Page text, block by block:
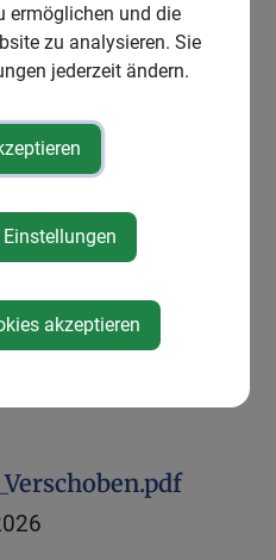
2026 von 13:00
ermöglichen und die
zu analysieren. Sie
jederzeit ändern.
akzeptieren